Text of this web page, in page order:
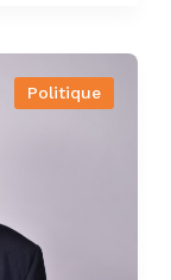
Politique